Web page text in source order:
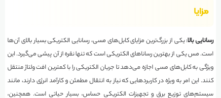
مزایا
رسانایی بالا: یکی از بزرگ‌ترین مزایای کابل‌های مسی، رسانایی الکتریکی بسیار بالای آن‌ها
است. مس یکی از بهترین رساناهای الکتریکی است که تنها نقره از آن پیشی می‌گیرد. این
ویژگی به کابل‌های مسی اجازه می‌دهد تا جریان الکتریکی را با کمترین افت ولتاژ منتقل
کنند. این امر به ویژه در کاربردهایی که نیاز به انتقال مطمئن و کارآمد انرژی دارند، مانند
سیستم‌های توزیع برق و تجهیزات الکتریکی حساس، بسیار حیاتی است. همچنین،